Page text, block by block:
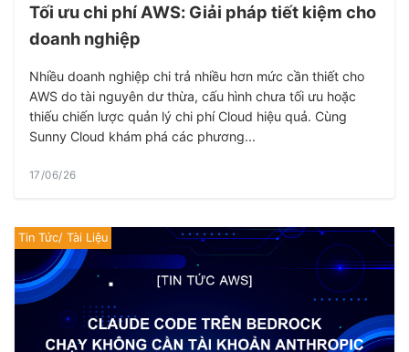
Tối ưu chi phí AWS: Giải pháp tiết kiệm cho
doanh nghiệp
Nhiều doanh nghiệp chi trả nhiều hơn mức cần thiết cho
AWS do tài nguyên dư thừa, cấu hình chưa tối ưu hoặc
thiếu chiến lược quản lý chi phí Cloud hiệu quả. Cùng
Sunny Cloud khám phá các phương...
17/06/26
Tin Tức/ Tài Liệu